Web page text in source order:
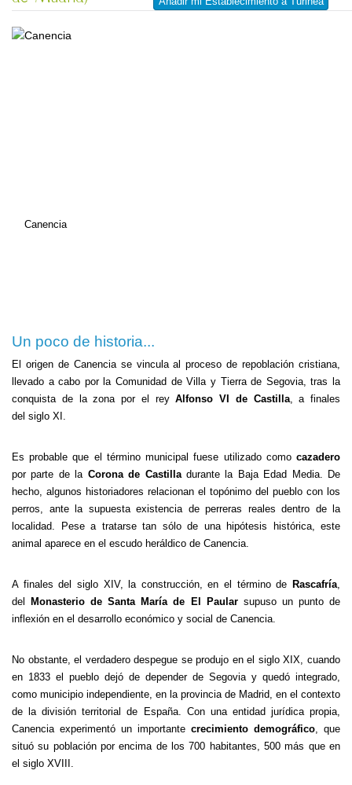
Canencia
Un poco de historia...
El origen de Canencia se vincula al proceso de repoblación cristiana,
llevado a cabo por la Comunidad de Villa y Tierra de Segovia, tras la
conquista de la zona por el reyAlfonso VI de Castilla, a finales
del siglo XI.
Es probable que el término municipal fuese utilizado como cazadero
por parte de la Corona de Castilladurante la Baja Edad Media. De
hecho, algunos historiadores relacionan el topónimo del pueblo con los
perros, ante la supuesta existencia de perreras reales dentro de la
localidad. Pese a tratarse tan sólo de una hipótesis histórica, este
animal aparece en el escudo heráldico de Canencia.
A finales del siglo XIV, la construcción, en el término de Rascafría,
del
Monasterio de Santa María de El Paularsupuso un punto de
inflexión en el desarrollo económico y social de Canencia.
No obstante, el verdadero despegue se produjo en el siglo XIX, cuando
en 1833 el pueblo dejó de depender de Segovia y quedó integrado,
como municipio independiente, en la provincia de Madrid, en el contexto
de la división territorial de España. Con una entidad jurídica propia,
Canencia experimentó un importante crecimiento demográfico, que
situó su población por encima de los 700 habitantes, 500 más que en
el siglo XVIII.